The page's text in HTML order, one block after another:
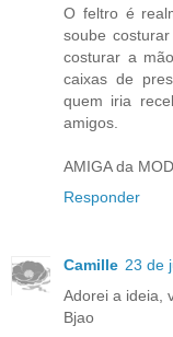
O feltro é
soube
costurar a
caixas de
quem iria
amigos.
AMIGA da
Responder
Camille 23 de
Adorei a ideia,
Bjao